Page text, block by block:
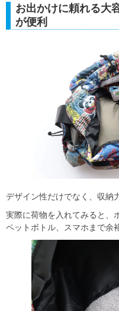
お出かけに頼れる大
が便利
デザイン性だけでなく、収納
実際に荷物を入れてみると、
ペットボトル、スマホまで余